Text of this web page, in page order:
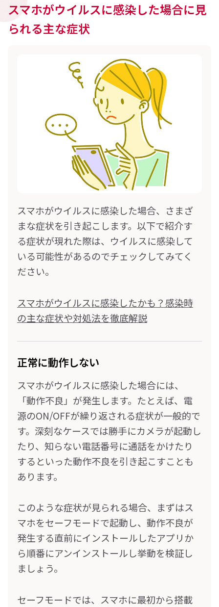
スマホがウイルスに感染した場合に見
られる主な症状
スマホがウイルスに感染した場合、さまざ
まな症状を引き起こします。以下で紹介す
る症状が現れた際は、ウイルスに感染して
いる可能性があるのでチェックしてみてく
ださい。
スマホがウイルスに感染したかも？感染時
の主な症状や対処法を徹底解説
正常に動作しない
スマホがウイルスに感染した場合には、
「動作不良」が発生します。たとえば、電
源のON/OFFが繰り返される症状が一般的で
す。深刻なケースでは勝手にカメラが起動し
たり、知らない電話番号に通話をかけたり
するといった動作不良を引き起こすことも
あります。
このような症状が見られる場合、まずはス
マホをセーフモードで起動し、動作不良が
発生する直前にインストールしたアプリか
ら順番にアンインストールし挙動を検証し
ましょう。
セーフモードでは、スマホに最初から搭載